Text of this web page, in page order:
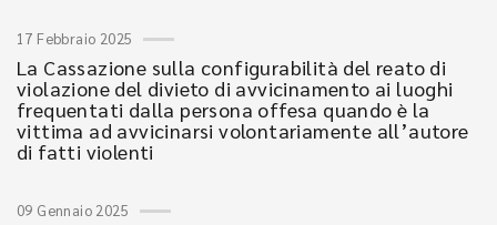
17 Febbraio 2025
La Cassazione sulla configurabilità del reato di
violazione del divieto di avvicinamento ai luoghi
frequentati dalla persona offesa quando è la
vittima ad avvicinarsi volontariamente all’autore
di fatti violenti
09 Gennaio 2025